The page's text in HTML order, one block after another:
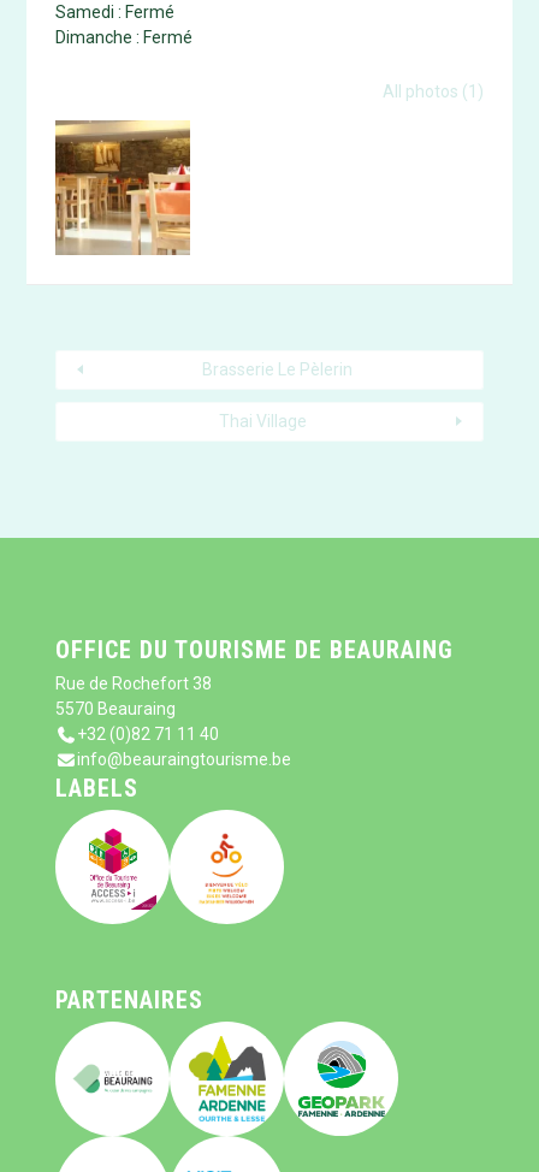
Samedi : Fermé
Dimanche : Fermé
All photos (1)
Brasserie Le Pèlerin
Thai Village
OFFICE DU TOURISME DE BEAURAING
Rue de Rochefort 38
5570 Beauraing
+32 (0)82 71 11 40
info@beauraingtourisme.be
LABELS
PARTENAIRES